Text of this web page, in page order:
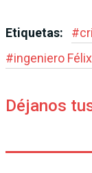
Etiquetas: #
#ingeniero
Déjanos